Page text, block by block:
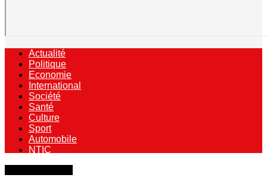
Actualité
Politique
Economie
International
Société
Santé
Culture
Sport
Automobile
NTIC